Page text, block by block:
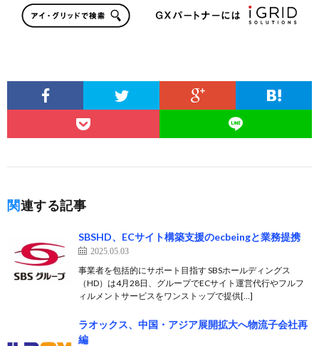
関連する記事
SBSHD、ECサイト構築支援のecbeingと業務提携
2025.05.03
事業者を包括的にサポート目指す SBSホールディングス
（HD）は4月28日、グループでECサイト運営代行やフルフ
ィルメントサービスをワンストップで提供[…]
ラオックス、中国・アジア展開拡大へ物流子会社再
編